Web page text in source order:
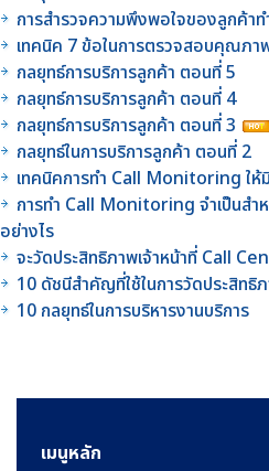
การสำรวจความพึงพอใจของลูกค้าท
เทคนิค 7 ข้อในการตรวจสอบคุณภา
กลยุทธ์การบริการลูกค้า ตอนที่ 5
กลยุทธ์การบริการลูกค้า ตอนที่ 4
กลยุทธ์การบริการลูกค้า ตอนที่ 3
กลยุทธ์ในการบริการลูกค้า ตอนที่ 2
เทคนิคการทำ Call Monitoring ให้
การทำ Call Monitoring จำเป็นส
อย่างไร
จะวัดประสิทธิภาพเจ้าหน้าที่ Call
10 ดัชนีสำคัญที่ใช้ในการวัดประสิท
10 กลยุทธ์ในการบริหารงานบริการ
เมนูหลัก